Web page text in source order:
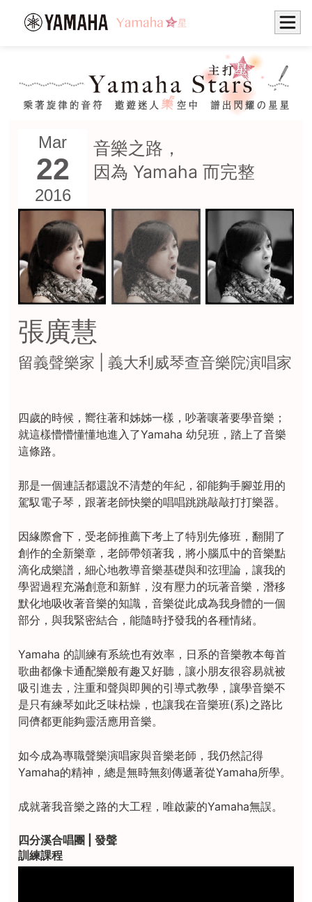
Mar
22
2016
音樂之路，
因為 Yamaha 而完整
張廣慧
留義聲樂家 | 義大利威琴查音樂院演唱家
四歲的時候，嚮往著和姊姊一樣，吵著嚷著要學音樂；
就這樣懵懵懂懂地進入了Yamaha 幼兒班，踏上了音樂
這條路。
那是一個連話都還說不清楚的年紀，卻能夠手腳並用的
駕馭電子琴，跟著老師快樂的唱唱跳跳敲敲打打樂器。
因緣際會下，受老師推薦下考上了特別先修班，翻開了
創作的全新樂章，老師帶領著我，將小腦瓜中的音樂點
滴化成樂譜，細心地教導音樂基礎與和弦理論，讓我的
學習過程充滿創意和新鮮，沒有壓力的玩著音樂，潛移
默化地吸收著音樂的知識，音樂從此成為我身體的一個
部分，與我緊密結合，能隨時抒發我的各種情緒。
Yamaha 的訓練有系統也有效率，日系的音樂教本每首
歌曲都像卡通配樂般有趣又好聽，讓小朋友很容易就被
吸引進去，注重和聲與即興的引導式教學，讓學音樂不
是只有練琴如此乏味枯燥，也讓我在音樂班(系)之路比
同儕都更能夠靈活應用音樂。
如今成為專職聲樂演唱家與音樂老師，我仍然記得
Yamaha的精神，總是無時無刻傳遞著從Yamaha所學。
成就著我音樂之路的大工程，唯啟蒙的Yamaha無誤。
四分溪合唱團 | 發聲
訓練課程